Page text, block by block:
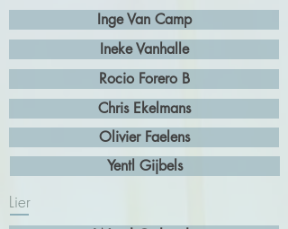
Inge Van Camp
Ineke Vanhalle
Rocio Forero B
Chris Ekelmans
Olivier Faelens
Yentl Gijbels
Lier